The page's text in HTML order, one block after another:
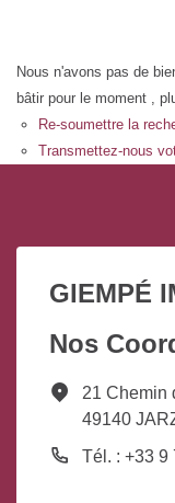
Nous n'avons pas de
bâtir pour le moment ,
Re-soumettre la
Transmettez-nous
GIEMPÉ
Nos
21 Chemin
49140
Tél. : +33 9